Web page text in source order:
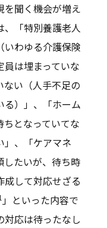
を聞く機会が増え
「特別養護老人
いわゆる介護保険
は埋まっていな
ない（人手不足の
る）」、「ホーム
となっていてな
」、「ケアマネ
したいが、待ち時
成して対応せざる
」といった内容で
対応は待ったなし